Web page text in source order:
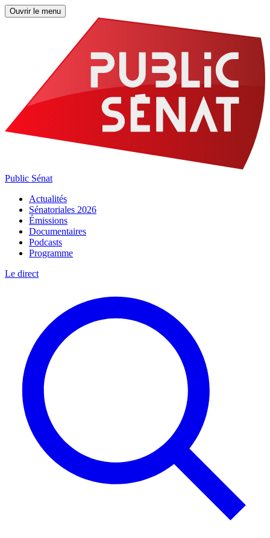
Ouvrir le menu
Public Sénat
Actualités
Sénatoriales 2026
Émissions
Documentaires
Podcasts
Programme
Le direct